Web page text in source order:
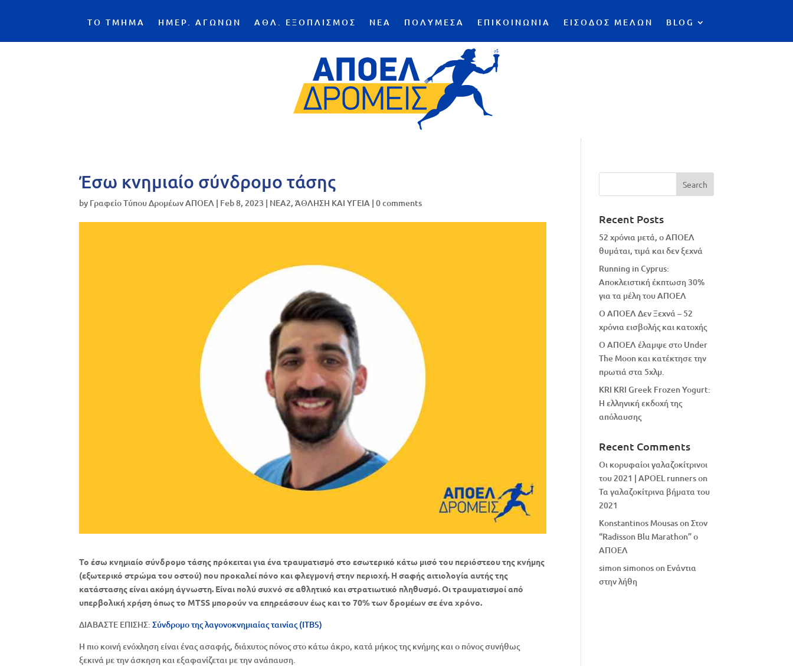
ΤΟ ΤΜΗΜΑ ΗΜΕΡ. ΑΓΩΝΩΝ ΑΘΛ. ΕΞΟΠΛΙΣΜΟΣ ΝΕΑ ΠΟΛΥΜΕΣΑ ΕΠΙΚΟΙΝΩΝΙΑ ΕΙΣΟΔΟΣ ΜΕΛΩΝ BLOG
Έσω κνημιαίο σύνδρομο τάσης
by Γραφείο Τύπου Δρομέων ΑΠΟΕΛ | Feb 8, 2023 | NEA2,ΆΘΛΗΣΗ ΚΑΙ ΥΓΕΙΑ |0 comments
Το έσω κνημιαίο σύνδρομο τάσης πρόκειται για ένα τραυματισμό στο εσωτερικό κάτω μισό του περιόστεου της κνήμης
(εξωτερικό στρώμα του οστού) που προκαλεί πόνο και φλεγμονή στην περιοχή. Η σαφής αιτιολογία αυτής της
κατάστασης είναι ακόμη άγνωστη. Είναι πολύ συχνό σε αθλητικό και στρατιωτικό πληθυσμό. Οι τραυματισμοί από
υπερβολική χρήση όπως το MTSS μπορούν να επηρεάσουν έως και το 70% των δρομέων σε ένα χρόνο.
ΔΙΑΒΑΣΤΕ ΕΠΙΣΗΣ:Σύνδρομο της λαγονοκνημιαίας ταινίας (ITBS)
Η πιο κοινή ενόχληση είναι ένας ασαφής, διάχυτος πόνος στο κάτω άκρο, κατά μήκος της κνήμης και ο πόνος συνήθως
ξεκινά με την άσκηση και εξαφανίζεται με την ανάπαυση.
Recent Posts
52 χρόνια μετά, ο ΑΠΟΕΛ
θυμάται, τιμά και δεν ξεχνά
Running in Cyprus:
Αποκλειστική έκπτωση 30%
για τα μέλη του ΑΠΟΕΛ
Ο ΑΠΟΕΛ Δεν Ξεχνά – 52
χρόνια εισβολής και κατοχής
Ο ΑΠΟΕΛ έλαμψε στο Under
The Moon και κατέκτησε την
πρωτιά στα 5χλμ.
KRI KRI Greek Frozen Yogurt:
Η ελληνική εκδοχή της
απόλαυσης
Recent Comments
Οι κορυφαίοι γαλαζοκίτρινοι
του 2021 | APOEL runnerson
Τα γαλαζοκίτρινα βήματα του
2021
Konstantinos MousasonΣτον
“Radisson Blu Marathon” ο
ΑΠΟΕΛ
simon simonoson Eνάντια
στην λήθη